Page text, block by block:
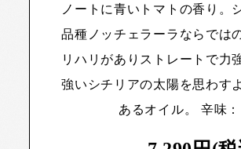
ノートに青いトマトの香り。
品種ノッチェラーラならでは
リハリがありストレートで力
強いシチリアの太陽を思わす
あるオイル。 辛味